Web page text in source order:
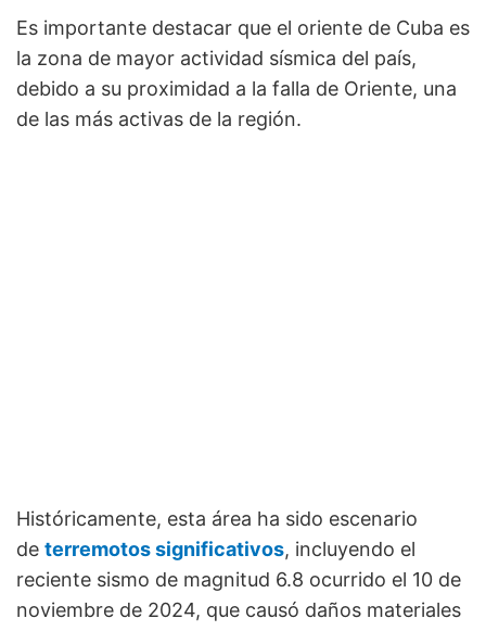
Es importante destacar que el oriente de Cuba es
la zona de mayor actividad sísmica del país,
debido a su proximidad a la falla de Oriente, una
de las más activas de la región.
Históricamente, esta área ha sido escenario
de terremotos significativos, incluyendo el
reciente sismo de magnitud 6.8 ocurrido el 10 de
noviembre de 2024, que causó daños materiales